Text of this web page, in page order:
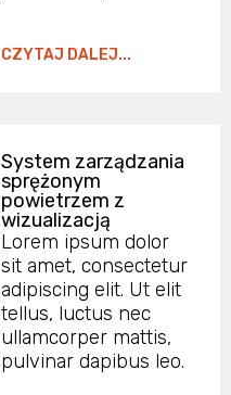
CZYTAJ DALEJ...
System zarządzania
sprężonym
powietrzem z
wizualizacją
Lorem ipsum dolor
sit amet, consectetur
adipiscing elit. Ut elit
tellus, luctus nec
ullamcorper mattis,
pulvinar dapibus leo.